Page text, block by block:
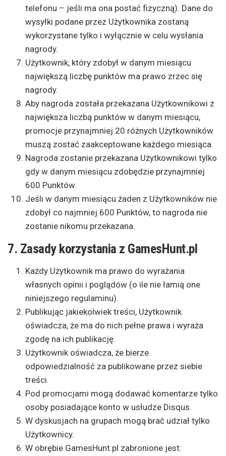
telefonu – jeśli ma ona postać fizyczną). Dane do
wysyłki podane przez Użytkownika zostaną
wykorzystane tylko i wyłącznie w celu wysłania
nagrody.
Użytkownik, który zdobył w danym miesiącu
największą liczbę punktów ma prawo zrzec się
nagrody.
Aby nagroda została przekazana Użytkownikowi z
największa liczbą punktów w danym miesiącu,
promocje przynajmniej 20 różnych Użytkowników
muszą zostać zaakceptowane każdego miesiąca.
Nagroda zostanie przekazana Użytkownikowi tylko
gdy w danym miesiącu zdobędzie przynajmniej
600 Punktów.
Jeśli w danym miesiącu żaden z Użytkowników nie
zdobył co najmniej 600 Punktów, to nagroda nie
zostanie nikomu przekazana.
7. Zasady korzystania z GamesHunt.pl
Każdy Użytkownik ma prawo do wyrażania
własnych opinii i poglądów (o ile nie łamią one
niniejszego regulaminu).
Publikując jakiekolwiek treści, Użytkownik
oświadcza, że ma do nich pełne prawa i wyraża
zgodę na ich publikację.
Użytkownik oświadcza, że bierze
odpowiedzialność za publikowane przez siebie
treści.
Pod promocjami mogą dodawać komentarze tylko
osoby posiadające konto w usłudze Disqus.
W dyskusjach na grupach mogą brać udział tylko
Użytkownicy.
W obrębie GamesHunt.pl zabronione jest: